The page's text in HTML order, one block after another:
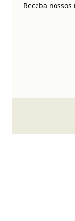
Receba